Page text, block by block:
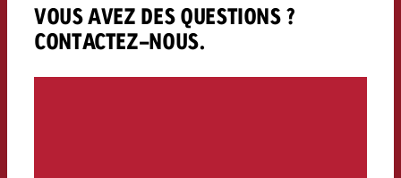
VOUS AVEZ DES QUESTIONS ?
CONTACTEZ-NOUS.